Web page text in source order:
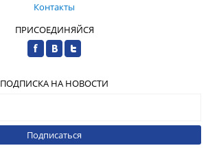
Контакты
ПРИСОЕДИНЯЙСЯ
ПОДПИСКА НА НОВОСТИ
Подписаться